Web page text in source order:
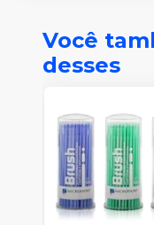
Você
desses